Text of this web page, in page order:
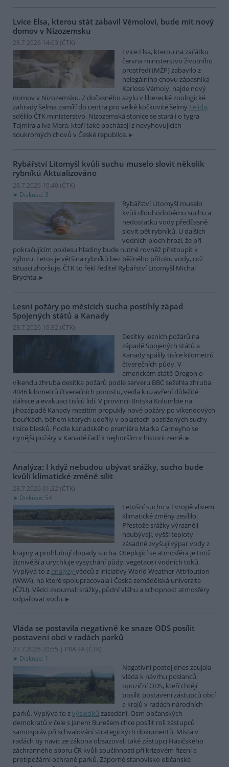
Lvice Elsa, kterou stát zabavil Vémolovi, bude mít nový
domov v Nizozemsku
28.7.2026 14:03 (ČTK)
Lvice Elsa, kterou na začátku
června ministerstvo životního
prostředí (MŽP) zabavilo z
nelegálního chovu zápasníka
Karlose Vémoly, najde nový
domov v Nizozemsku. Z dočasného azylu v liberecké zoologické
zahrady šelma zamíří do centra pro velké kočkovité šelmy Felida,
sdělilo ČTK ministerstvo. Nizozemská stanice se stará i o tygra
Tajmira a lva Mera, kteří také pocházejí z nevyhovujících
soukromých chovů v České republice.
Rybářství Litomyšl kvůli suchu muselo slovit několik
rybníků Aktualizováno
28.7.2026 10:40 (ČTK)
Diskuse: 3
Rybářství Litomyšl muselo
kvůli dlouhodobému suchu a
nedostatku vody předčasně
slovit pět rybníků. U dalších
vodních ploch hrozí, že při
pokračujícím poklesu hladiny bude nutné rovněž přistoupit k
výlovu. Letos je většina rybníků bez běžného přítoku vody, což
situaci zhoršuje. ČTK to řekl ředitel Rybářství Litomyšl Michal
Brychta.
Lesní požáry po měsících sucha postihly západ
Spojených států a Kanady
28.7.2026 10:32 (ČTK)
Desítky lesních požárů na
západě Spojených států a
Kanady spálily tisíce kilometrů
čtverečních půdy. V
americkém státě Oregon o
víkendu zhruba desítka požárů podle serveru BBC sežehla zhruba
4046 kilometrů čtverečních porostu, vedla k uzavření důležité
dálnice a evakuaci tisíců lidí. V provincii Britská Kolumbie na
jihozápadě Kanady mezitím propukly nové požáry po víkendových
bouřkách, během kterých udeřily v oblastech postižených suchy
tisíce blesků. Podle kanadského premiéra Marka Carneyho se
nynější požáry v Kanadě řadí k nejhorším v historii země.
Analýza: I když nebudou ubývat srážky, sucho bude
kvůli klimatické změně sílit
28.7.2026 01:22 (ČTK)
Diskuse: 54
Letošní sucho v Evropě vlivem
klimatické změny zesílilo.
Přestože srážky výrazněji
neubývají, vyšší teploty
zásadně zvyšují výpar vody z
krajiny a prohlubují dopady sucha. Oteplující se atmosféra je totiž
žíznivější a urychluje vysychání půdy, vegetace i vodních toků.
Vyplývá to z analýzy vědců z iniciativy World Weather Attribution
(WWA), na které spolupracovala i Česká zemědělská univerzita
(ČZU). Vědci zkoumali srážky, půdní vláhu a schopnost atmosféry
odpařovat vodu.
Vláda se postavila negativně ke snaze ODS posílit
postavení obcí v radách parků
27.7.2026 20:55 | PRAHA (ČTK)
Diskuse: 1
Negativní postoj dnes zaujala
vláda k návrhu poslanců
opoziční ODS, kteří chtějí
posílit postavení zástupců obcí
a krajů v radách národních
parků. Vyplývá to zvýsledků zasedání. Osm občanských
demokratů v čele s Janem Burešem chce posílit roli zástupců
samospráv při schvalování strategických dokumentů. Místa v
radách by navíc ze zákona obsazovali také zástupci Hasičského
záchranného sboru ČR kvůli součinnosti při krizovém řízení a
protipožární ochraně parků. Záporné stanovisko občanské